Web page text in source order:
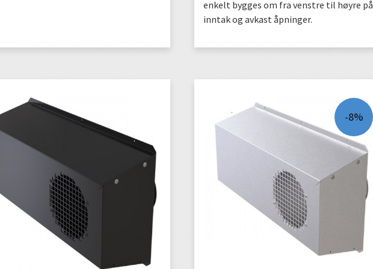
KJØP KJØP
enkelt bygges om fra venstre til høyre på
inntak og avkast åpninger.
-8%